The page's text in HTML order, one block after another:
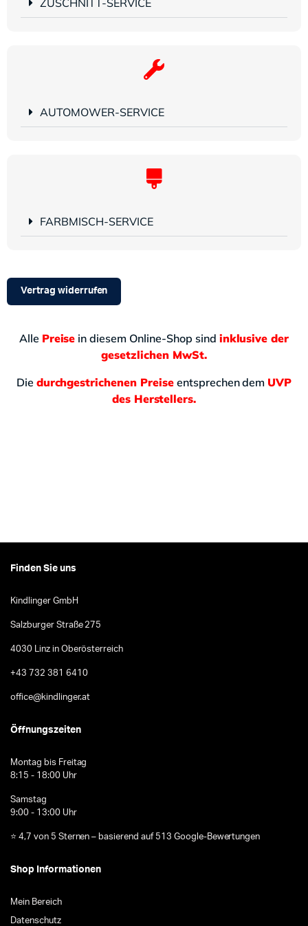
AUTOMOWER-SERVICE
FARBMISCH-SERVICE
Vertrag widerrufen
Alle Preise in diesem Online-Shop sind inklusive der
gesetzlichen MwSt.
Die durchgestrichenen Preiseentsprechen dem UVP
des Herstellers.
Finden Sie uns
Kindlinger GmbH
Salzburger Straße 275
4030 Linz in Oberösterreich
+43 732 381 6410
office@kindlinger.at
Öffnungszeiten
Montag bis Freitag
8:15 - 18:00 Uhr
Samstag
9:00 - 13:00 Uhr
⭐ 4,7 von 5 Sternen – basierend auf 513 Google-Bewertungen
Shop Informationen
Mein Bereich
Datenschutz